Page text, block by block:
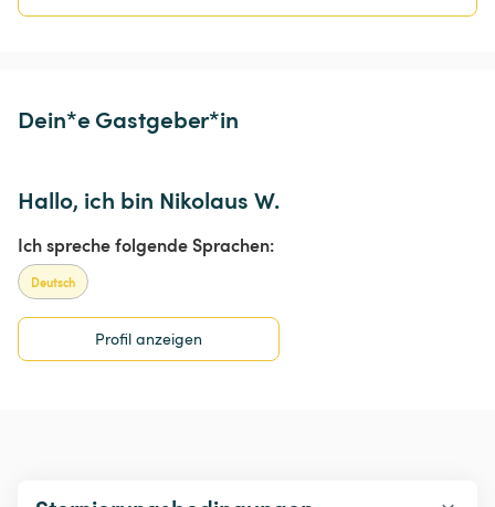
Dein*e Gastgeber*in
Hallo, ich bin Nikolaus W.
Ich spreche folgende Sprachen:
Deutsch
Profil anzeigen